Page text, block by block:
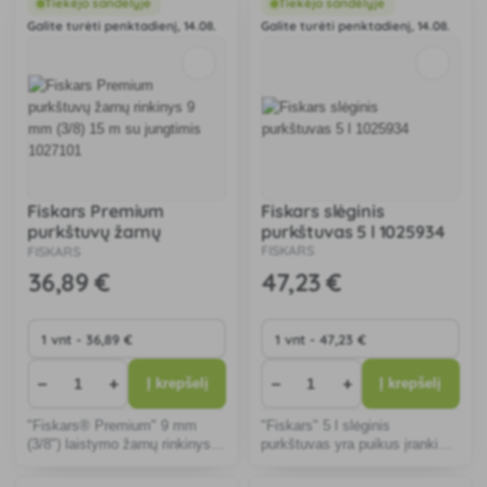
Galite turėti penktadienį, 14.08.
Fiskars Premium
purkštuvų žarnų
rinkinys 9 mm (3/8) 15
m su jungtimis 1027101
FISKARS
36,89 €
− + Į krepšelį
"Fiskars® Premium" 9 mm
(3/8") laistymo žarnų rinkinys
Galite turėti penktadienį, 14.08.
Fiskars slėginis
purkštuvas 5 l 1025934
FISKARS
47,23 €
− + Į krepšelį
"Fiskars" 5 l slėginis
purkštuvas yra puikus įrankis